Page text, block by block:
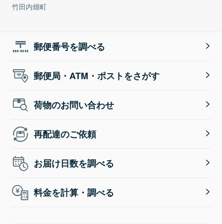
竹田内畑町
郵便番号を調べる
郵便局・ATM・ポストをさがす
荷物のお問い合わせ
再配達のご依頼
お届け日数を調べる
料金を計算・調べる